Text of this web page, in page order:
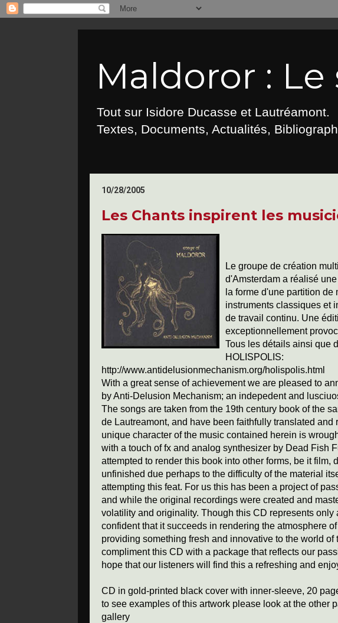
Maldoror : Le
Tout sur Isidore Ducasse et Lautréamont.
Textes, Documents, Actualités,
10/28/2005
Les Chants inspirent les
Le groupe de création
d'Amsterdam a réalisé
la forme d'une partition
instruments classiques et
de travail continu. Une
exceptionnellement
Tous les détails ainsi que
HOLISPOLIS:
http://www.antidelusionmechanism.org/holispolis.html
With a great sense of achievement we are pleased to
by Anti-Delusion Mechanism; an indepedent and
The songs are taken from the 19th century book of the
de Lautreamont, and have been faithfully translated
unique character of the music contained herein is
with a touch of fx and analog synthesizer by Dead Fish
attempted to render this book into other forms, be it film,
unfinished due perhaps to the difficulty of the material
attempting this feat. For us this has been a project of
and while the original recordings were created and
volatility and originality. Though this CD represents
confident that it succeeds in rendering the atmosphere
providing something fresh and innovative to the world
compliment this CD with a package that reflects our
hope that our listeners will find this a refreshing and
CD in gold-printed black cover with inner-sleeve, 20
to see examples of this artwork please look at the other
gallery